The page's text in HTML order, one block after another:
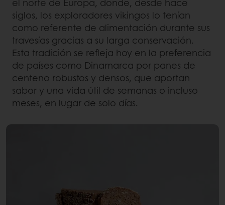
el norte de Europa, donde, desde hace
siglos, los exploradores vikingos lo tenían
como referente de alimentación durante sus
travesías gracias a su larga conservación.
Esta tradición se refleja hoy en la preferencia
de países como Dinamarca por panes de
centeno robustos y densos, que aportan
sabor y una vida útil de semanas o incluso
meses, en lugar de solo días.